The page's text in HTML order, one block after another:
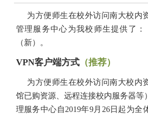
为方便师生在校外访问南大校内
管理服务中心为我校师生提供了：
（新）。
VPN客户端方式（推荐）
为方便师生在校外访问南大校内
馆已购资源、远程连接校内服务器等
理服务中心自2019年9月26日起为全